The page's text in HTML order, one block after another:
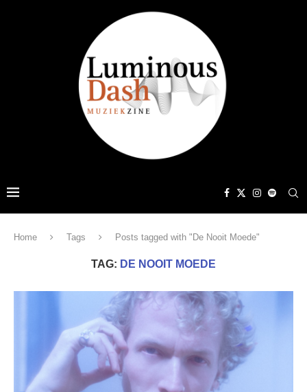
Home Tags Posts tagged with "De Nooit Moede"
TAG: DE NOOIT MOEDE